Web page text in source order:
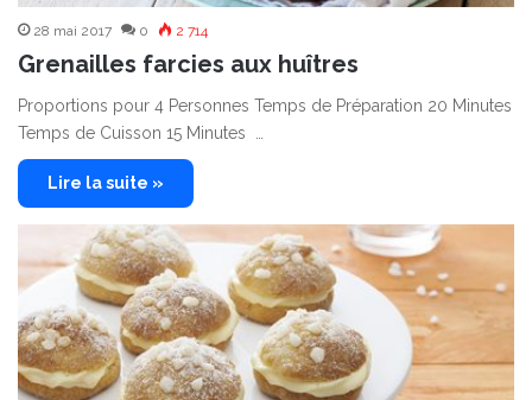
28 mai 2017 0 2 714
Grenailles farcies aux huîtres
Proportions pour 4 Personnes Temps de Préparation 20 Minutes
Temps de Cuisson 15 Minutes …
Lire la suite »